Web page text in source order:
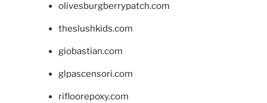
olivesburgberrypatch.com
theslushkids.com
giobastian.com
glpascensori.com
rifloorepoxy.com